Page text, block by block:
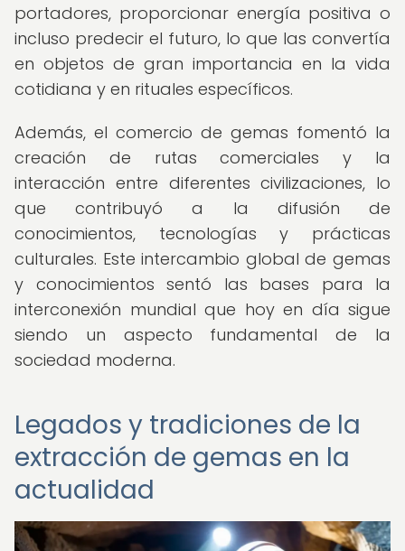
portadores, proporcionar energía positiva o
incluso predecir el futuro, lo que las convertía
en objetos de gran importancia en la vida
cotidiana y en rituales específicos.
Además, el comercio de gemas fomentó la
creación de rutas comerciales y la
interacción entre diferentes civilizaciones, lo
que contribuyó a la difusión de
conocimientos, tecnologías y prácticas
culturales. Este intercambio global de gemas
y conocimientos sentó las bases para la
interconexión mundial que hoy en día sigue
siendo un aspecto fundamental de la
sociedad moderna.
Legados y tradiciones de la
extracción de gemas en la
actualidad